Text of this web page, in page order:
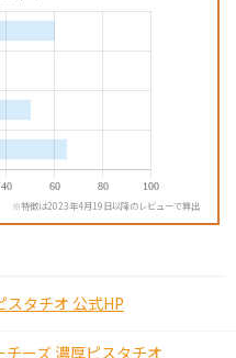
※特徴は2023年4月19日以降のレビューで算出
スタチオ 公式HP
ーズ 濃厚ピスタチオ